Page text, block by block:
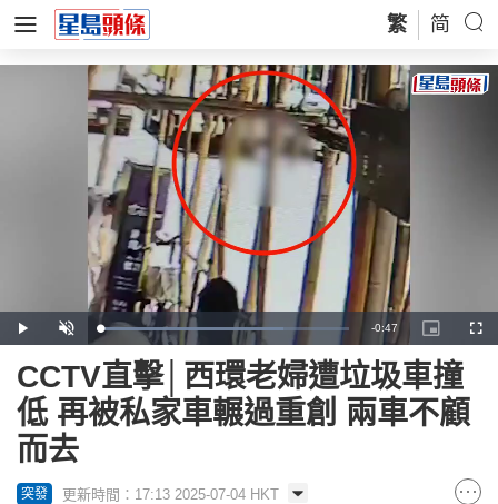
繁 简
Play Unmute Loaded:
73.56%
Remaining
Time
-0:47
Picture-
in-
CCTV直擊│西環老婦遭垃圾車撞
低 再被私家車輾過重創 兩車不顧
而去
突發 更新時間：17:13 2025-07-04 HKT